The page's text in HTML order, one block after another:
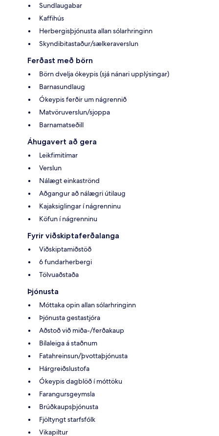
Sundlaugabar
Kaffihús
Herbergisþjónusta allan sólarhringinn
Skyndibitastaður/sælkeraverslun
Ferðast með börn
Börn dvelja ókeypis (sjá nánari upplýsingar)
Barnasundlaug
Ókeypis ferðir um nágrennið
Matvöruverslun/sjoppa
Barnamatseðill
Áhugavert að gera
Leikfimitímar
Verslun
Nálægt einkaströnd
Aðgangur að nálægri útilaug
Kajaksiglingar í nágrenninu
Köfun í nágrenninu
Fyrir viðskiptaferðalanga
Viðskiptamiðstöð
6 fundarherbergi
Tölvuaðstaða
Þjónusta
Móttaka opin allan sólarhringinn
Þjónusta gestastjóra
Aðstoð við miða-/ferðakaup
Bílaleiga á staðnum
Fatahreinsun/þvottaþjónusta
Hárgreiðslustofa
Ókeypis dagblöð í móttöku
Farangursgeymsla
Brúðkaupsþjónusta
Fjöltyngt starfsfólk
Vikapiltur